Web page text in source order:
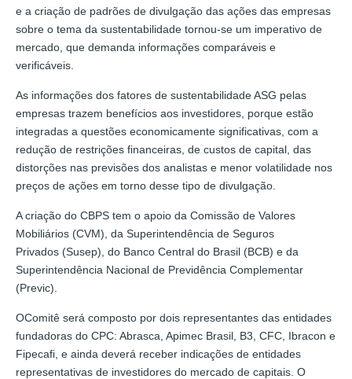
e a criação de padrões de divulgação das ações das empresas
sobre o tema da sustentabilidade tornou-se um imperativo de
mercado, que demanda informações comparáveis e
verificáveis.
As informações dos fatores de sustentabilidade ASG pelas
empresas trazem benefícios aos investidores, porque estão
integradas a questões economicamente significativas, com a
redução de restrições financeiras, de custos de capital, das
distorções nas previsões dos analistas e menor volatilidade nos
preços de ações em torno desse tipo de divulgação.
A criação do CBPS tem o apoio da Comissão de Valores
Mobiliários (CVM), da Superintendência de Seguros
Privados (Susep), do Banco Central do Brasil (BCB) e da
Superintendência Nacional de Previdência Complementar
(Previc).
OComitê será composto por dois representantes das entidades
fundadoras do CPC: Abrasca, Apimec Brasil, B3, CFC, Ibracon e
Fipecafi, e ainda deverá receber indicações de entidades
representativas de investidores do mercado de capitais. O